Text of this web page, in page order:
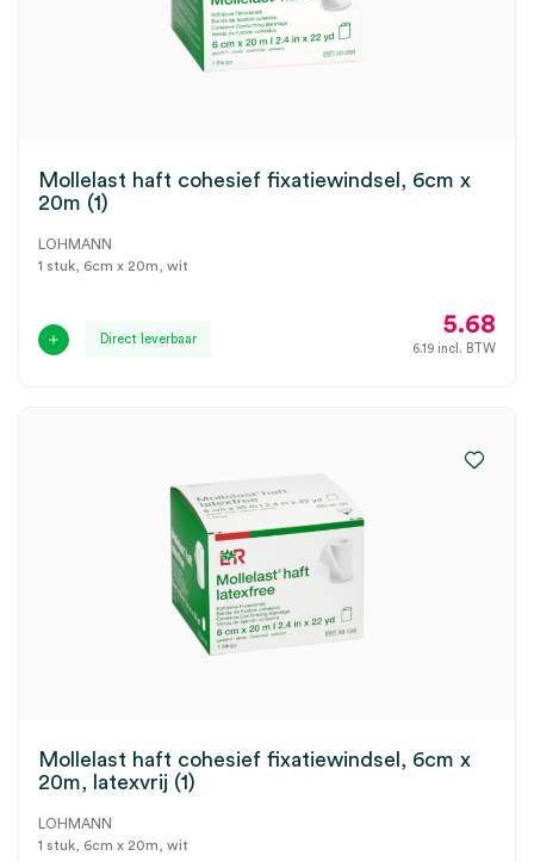
Mollelast haft cohesief fixatiewindsel, 6cm x
20m (1)
LOHMANN
1 stuk, 6cm x 20m, wit
Direct leverbaar
5.68
6.19 incl. BTW
Mollelast haft cohesief fixatiewindsel, 6cm x
20m, latexvrij (1)
LOHMANN
1 stuk, 6cm x 20m, wit